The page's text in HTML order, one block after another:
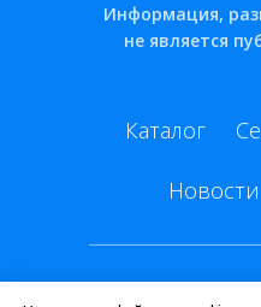
Информация,
не является
Каталог
Новости